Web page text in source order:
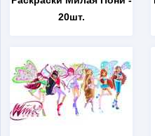
20шт.